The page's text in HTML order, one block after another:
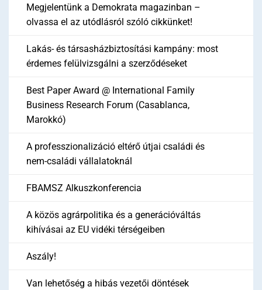
Megjelentünk a Demokrata magazinban –
olvassa el az utódlásról szóló cikkünket!
Lakás- és társasházbiztosítási kampány: most
érdemes felülvizsgálni a szerződéseket
Best Paper Award @ International Family
Business Research Forum (Casablanca,
Marokkó)
A professzionalizáció eltérő útjai családi és
nem-családi vállalatoknál
FBAMSZ Alkuszkonferencia
A közös agrárpolitika és a generációváltás
kihívásai az EU vidéki térségeiben
Aszály!
Van lehetőség a hibás vezetői döntések